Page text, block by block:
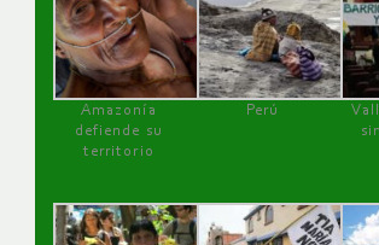
Amazonía
defiende su
territorio
Perú